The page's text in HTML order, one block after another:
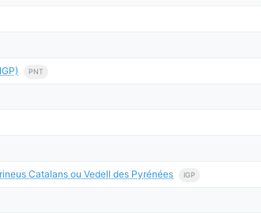
PNT
Catalans ou Vedell des Pyrénées IGP